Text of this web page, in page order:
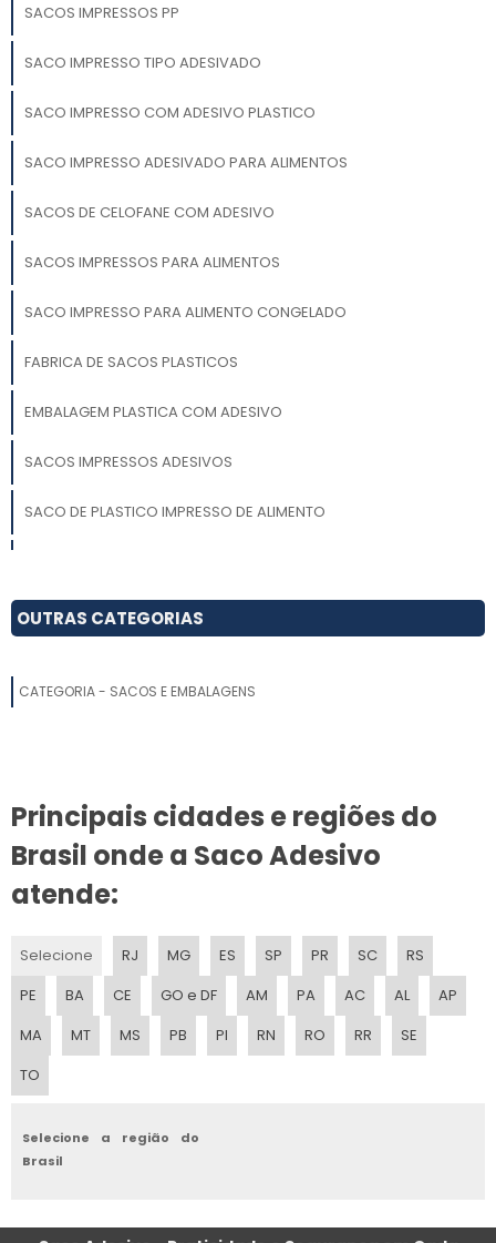
SACOS IMPRESSOS PP
SACO IMPRESSO TIPO ADESIVADO
SACO IMPRESSO COM ADESIVO PLASTICO
SACO IMPRESSO ADESIVADO PARA ALIMENTOS
SACOS DE CELOFANE COM ADESIVO
SACOS IMPRESSOS PARA ALIMENTOS
SACO IMPRESSO PARA ALIMENTO CONGELADO
FABRICA DE SACOS PLASTICOS
EMBALAGEM PLASTICA COM ADESIVO
SACOS IMPRESSOS ADESIVOS
SACO DE PLASTICO IMPRESSO DE ALIMENTO
FABRICA DE SACOLAS
SACOLA DE PLASTICO
SACO IMPRESSO ADESIVADO PLASTICO
SACO PLASTICO COM ADESIVO
FABRICA DE SACOLAS PERSONALIZADAS
SACO IMPRESSO COM ADESIVOS PARA ALIMENTO
FABRICA DE SACOLAS DE PLASTICO
SACO IMPRESSO PLASTICOS PP
OUTRAS CATEGORIAS
CATEGORIA - SACOS E EMBALAGENS
Principais cidades e regiões do
Brasil onde a Saco Adesivo
atende:
Selecione RJ MG ES SP PR SC
RS
PE
BA CE GO e DF AM PA AC AL
AP
MA
MT MS PB PI RN RO RR
SE
TO
Selecione a região do
Brasil